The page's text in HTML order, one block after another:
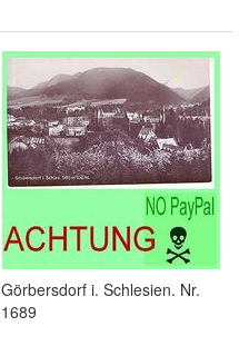
Görbersdorf i. Schlesien. Nr.
1689